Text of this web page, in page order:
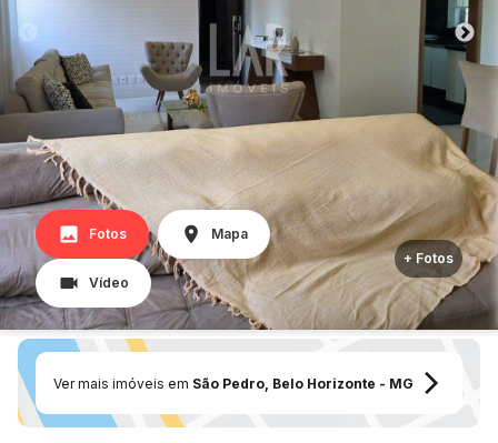
Fotos Mapa
Vídeo
+ Fotos
Ver mais imóveis em São Pedro, Belo Horizonte - MG